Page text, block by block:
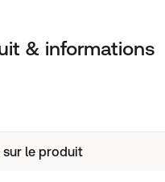
& informations
le produit